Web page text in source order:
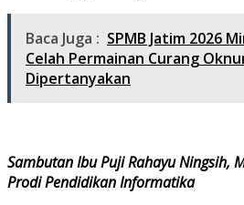
Baca Juga : SPMB Jatim 2026
Celah Permainan Curang
Dipertanyakan
Sambutan Ibu Puji Rahayu Ningsih,
Prodi Pendidikan Informatika